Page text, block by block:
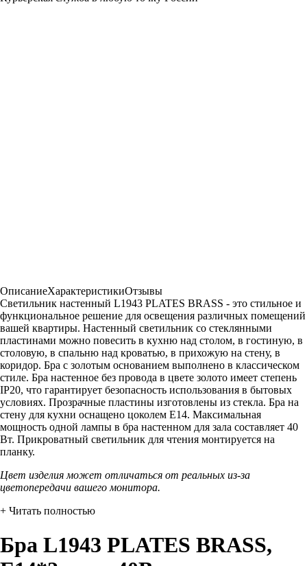
ОписаниеХарактеристикиОтзывы
Светильник настенный L1943 PLATES BRASS - это стильное и
функциональное решение для освещения различных помещений
вашей квартиры. Настенный светильник со стеклянными
пластинами можно повесить в кухню над столом, в гостиную, в
столовую, в спальню над кроватью, в прихожую на стену, в
коридор. Бра с золотым основанием выполнено в классическом
стиле. Бра настенное без провода в цвете золото имеет степень
IP20, что гарантирует безопасность использования в бытовых
условиях. Прозрачные пластины изготовлены из стекла. Бра на
стену для кухни оснащено цоколем E14. Максимальная
мощность одной лампы в бра настенном для зала составляет 40
Вт. Прикроватный светильник для чтения монтируется на
планку.
Цвет изделия может отличаться от реальных из-за
цветопередачи вашего монитора.
+ Читать полностью
Бра L1943 PLATES BRASS,